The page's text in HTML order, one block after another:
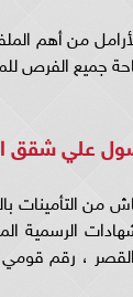
من أهم
جميع الفرص
علي شقق
صور من الشهادات
القصر ، رقم